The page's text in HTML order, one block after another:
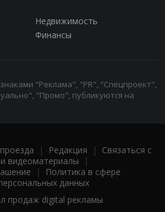
Недвижимость
Финансы
"Реклама", "PR", "Спецпроект",
"Промо", публикуются на
| Редакция | Связаться с
видеоматериалы |
|
Политика в сфере
данных
продаж digital рекламы